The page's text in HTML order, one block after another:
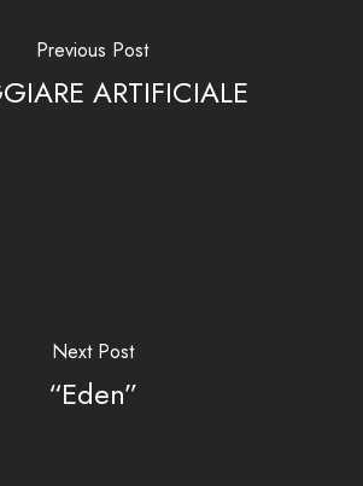
Previous Post
ARTIFICIALE
Next Post
“Eden”